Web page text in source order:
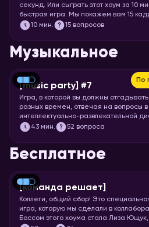
секунд. Или сыграть этот хоум за 10
быстрая игра. Мы покажем вам 15
мультфильмов и аниме, а ваша задача
10 мин. 15 вопросов
Музыкальное
По
[music party] #7
Игра, в которой вы должны
разных времен, отвечая на вопросы
интеллектуально-развлекательной
43 мин. 52 вопроса
Бесплатное
[команда решает]
Коллеги, общий сбор! Это
игра, которую мы сделали в
Боссом этого хоума стала Лиза